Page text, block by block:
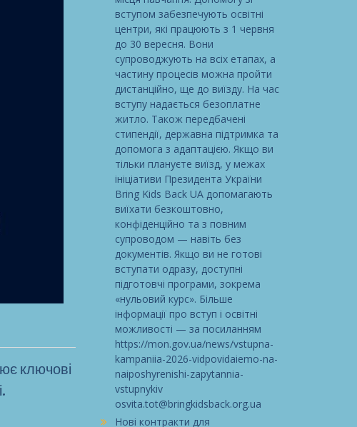
ключові
вступом забезпечують освітні
центри, які працюють з 1 червня
до 30 вересня. Вони
супроводжують на всіх етапах, а
частину процесів можна пройти
дистанційно, ще до виїзду. На час
вступу надається безоплатне
житло. Також передбачені
стипендії, державна підтримка та
допомога з адаптацією. Якщо ви
тільки плануєте виїзд, у межах
ініціативи Президента України
Bring Kids Back UA допомагають
виїхати безкоштовно,
конфіденційно та з повним
супроводом — навіть без
документів. Якщо ви не готові
вступати одразу, доступні
підготовчі програми, зокрема
«нульовий курс». Більше
інформації про вступ і освітні
можливості — за посиланням
https://mon.gov.ua/news/vstupna-
kampaniia-2026-vidpovidaiemo-na-
naiposhyrenishi-zapytannia-
vstupnykiv
osvita.tot@bringkidsback.org.ua
Нові контракти для